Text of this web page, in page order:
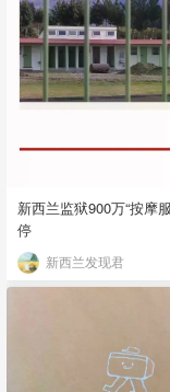
新西兰监狱900万“按摩
停
新西兰发现君